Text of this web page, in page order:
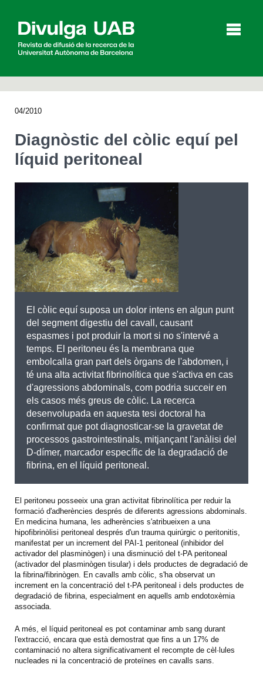
English Español
CERCAR
04/2010
Diagnòstic del còlic equí pel
líquid peritoneal
El còlic equí suposa un dolor intens en algun punt
del segment digestiu del cavall, causant
espasmes i pot produir la mort si no s'intervé a
temps. El peritoneu és la membrana que
embolcalla gran part dels òrgans de l'abdomen, i
té una alta activitat fibrinolítica que s'activa en cas
d'agressions abdominals, com podria succeir en
els casos més greus de còlic. La recerca
desenvolupada en aquesta tesi doctoral ha
confirmat que pot diagnosticar-se la gravetat de
processos gastrointestinals, mitjançant l'anàlisi del
D-dímer, marcador específic de la degradació de
fibrina, en el líquid peritoneal.
El peritoneu posseeix una gran activitat fibrinolítica per reduir la
formació d'adherències després de diferents agressions abdominals.
En medicina humana, les adherències s'atribueixen a una
hipofibrinòlisi peritoneal després d'un trauma quirúrgic o peritonitis,
manifestat per un increment del PAI-1 peritoneal (inhibidor del
activador del plasminògen) i una disminució del t-PA peritoneal
(activador del plasminògen tisular) i dels productes de degradació de
la fibrina/fibrinògen. En cavalls amb còlic, s'ha observat un
increment en la concentració del t-PA peritoneal i dels productes de
degradació de fibrina, especialment en aquells amb endotoxèmia
associada.
A més, el líquid peritoneal es pot contaminar amb sang durant
l'extracció, encara que està demostrat que fins a un 17% de
contaminació no altera significativament el recompte de cèl·lules
nucleades ni la concentració de proteïnes en cavalls sans.